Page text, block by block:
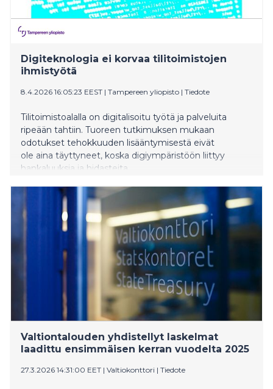
Digiteknologia ei korvaa tilitoimistojen
ihmistyötä
8.4.2026 16:05:23 EEST | Tampereen yliopisto | Tiedote
Tilitoimistoalalla on digitalisoitu työtä ja palveluita
ripeään tahtiin. Tuoreen tutkimuksen mukaan
odotukset tehokkuuden lisääntymisestä eivät
ole aina täyttyneet, koska digiympäristöön liittyy
hankaluuksia ja hidasteita.
Valtiontalouden yhdistellyt laskelmat
laadittu ensimmäisen kerran vuodelta 2025
27.3.2026 14:31:00 EET | Valtiokonttori | Tiedote